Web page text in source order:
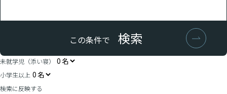
この条件で 検索
未就学児（添い寝）
小学生以上
検索に反映する
浦和
浦和